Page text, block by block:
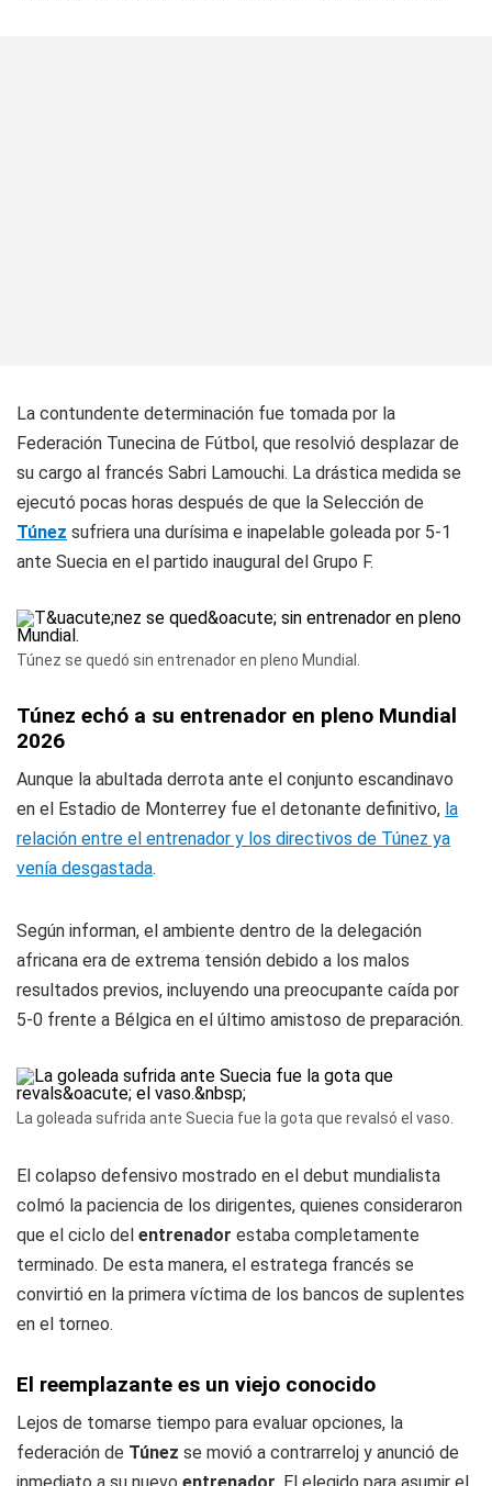
La contundente determinación fue tomada por la
Federación Tunecina de Fútbol, que resolvió desplazar de
su cargo al francés Sabri Lamouchi. La drástica medida se
ejecutó pocas horas después de que la Selección de
Túnez sufriera una durísima e inapelable goleada por 5-1
ante Suecia en el partido inaugural del Grupo F.
Túnez se quedó sin entrenador en pleno Mundial.
Túnez echó a su entrenador en pleno Mundial
2026
Aunque la abultada derrota ante el conjunto escandinavo
en el Estadio de Monterrey fue el detonante definitivo, la
relación entre el entrenador y los directivos de Túnez ya
venía desgastada.
Según informan, el ambiente dentro de la delegación
africana era de extrema tensión debido a los malos
resultados previos, incluyendo una preocupante caída por
5-0 frente a Bélgica en el último amistoso de preparación.
La goleada sufrida ante Suecia fue la gota que revalsó el vaso.
El colapso defensivo mostrado en el debut mundialista
colmó la paciencia de los dirigentes, quienes consideraron
que el ciclo del entrenador estaba completamente
terminado. De esta manera, el estratega francés se
convirtió en la primera víctima de los bancos de suplentes
en el torneo.
El reemplazante es un viejo conocido
Lejos de tomarse tiempo para evaluar opciones, la
federación de Túnez se movió a contrarreloj y anunció de